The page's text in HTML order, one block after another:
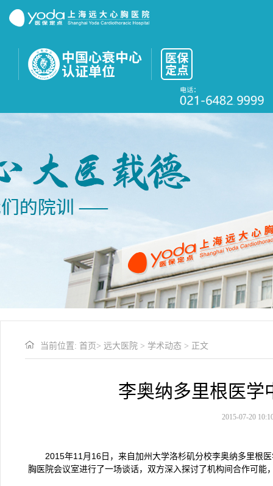
当前位置: 首页 > 远大医院 > 学术动态 > 正文
李奥纳多里根医学
2015-07-20
2015年11月16日，来自加州大学洛杉矶分校李奥纳多里根
胸医院会议室进行了一场谈话，双方深入探讨了机构间合作可能